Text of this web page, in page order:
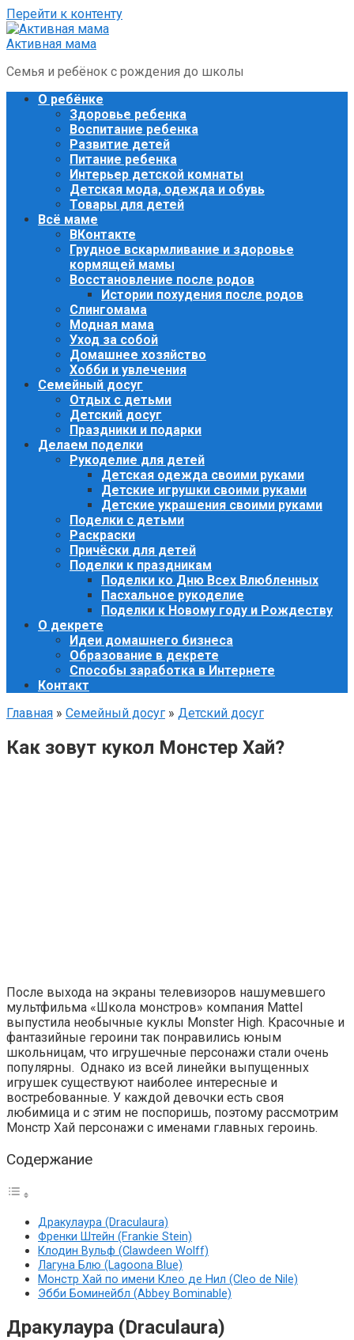
Перейти к контенту
Активная мама
Семья и ребёнок с рождения до школы
О ребёнке
Здоровье ребенка
Воспитание ребенка
Развитие детей
Питание ребенка
Интерьер детской комнаты
Детская мода, одежда и обувь
Товары для детей
Всё маме
ВКонтакте
Грудное вскармливание и здоровье
кормящей мамы
Восстановление после родов
Истории похудения после родов
Слингомама
Модная мама
Уход за собой
Домашнее хозяйство
Хобби и увлечения
Семейный досуг
Отдых с детьми
Детский досуг
Праздники и подарки
Делаем поделки
Рукоделие для детей
Детская одежда своими руками
Детские игрушки своими руками
Детские украшения своими руками
Поделки с детьми
Раскраски
Причёски для детей
Поделки к праздникам
Поделки ко Дню Всех Влюбленных
Пасхальное рукоделие
Поделки к Новому году и Рождеству
О декрете
Идеи домашнего бизнеса
Образование в декрете
Способы заработка в Интернете
Контакт
Главная » Семейный досуг » Детский досуг
Как зовут кукол Монстер Хай?
После выхода на экраны телевизоров нашумевшего
мультфильма «Школа монстров» компания Mattel
выпустила необычные куклы Monster High. Красочные и
фантазийные героини так понравились юным
школьницам, что игрушечные персонажи стали очень
популярны. Однако из всей линейки выпущенных
игрушек существуют наиболее интересные и
востребованные. У каждой девочки есть своя
любимица и с этим не поспоришь, поэтому рассмотрим
Монстр Хай персонажи с именами главных героинь.
Содержание
Дракулаура (Draculaura)
Френки Штейн (Frankie Stein)
Клодин Вульф (Clawdeen Wolff)
Лагуна Блю (Lagoona Blue)
Монстр Хай по имени Клео де Нил (Cleo de Nile)
Эбби Боминейбл (Abbey Bominable)
Дракулаура (Draculaura)